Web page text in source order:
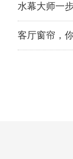
水幕大师一
客厅窗帘，